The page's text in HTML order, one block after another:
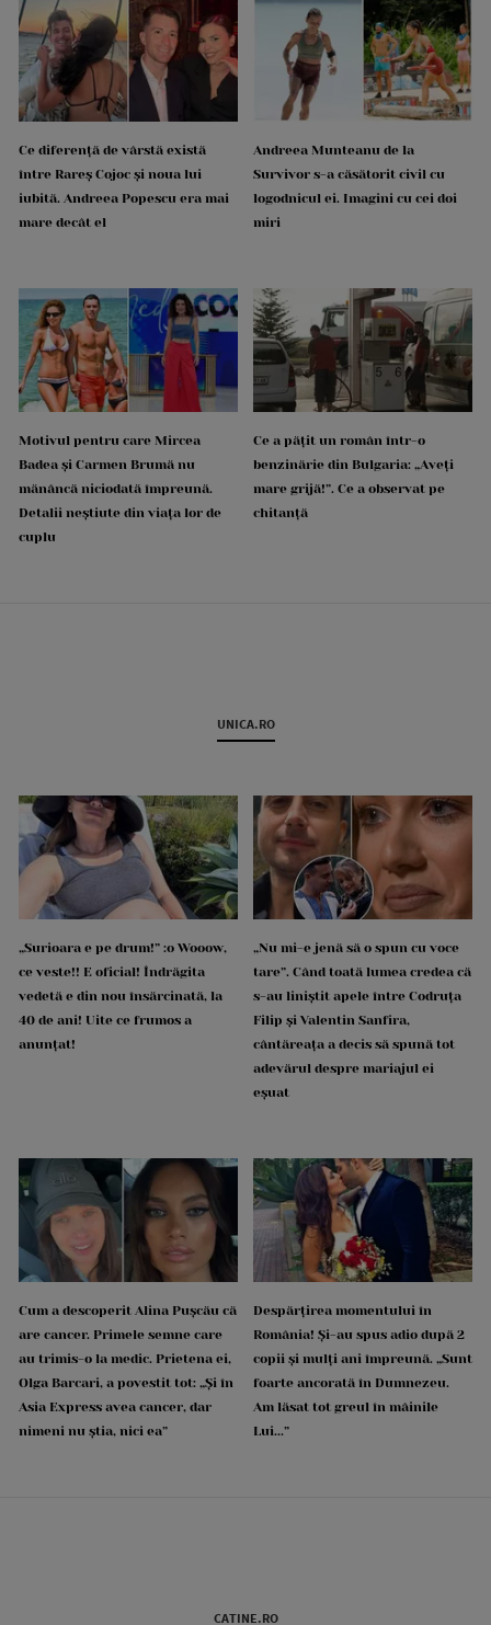
Ce diferență de vârstă există
între Rareș Cojoc și noua lui
iubită. Andreea Popescu era mai
mare decât el
Andreea Munteanu de la
Survivor s-a căsătorit civil cu
logodnicul ei. Imagini cu cei doi
miri
Motivul pentru care Mircea
Badea și Carmen Brumă nu
mănâncă niciodată împreună.
Detalii neștiute din viața lor de
cuplu
Ce a pățit un român într-o
benzinărie din Bulgaria: „Aveți
mare grijă!”. Ce a observat pe
chitanță
UNICA.RO
„Surioara e pe drum!” :o Wooow,
ce veste!! E oficial! Îndrăgita
vedetă e din nou însărcinată, la
40 de ani! Uite ce frumos a
anunțat!
„Nu mi-e jenă să o spun cu voce
tare”. Când toată lumea credea că
s-au liniștit apele între Codruța
Filip și Valentin Sanfira,
cântăreața a decis să spună tot
adevărul despre mariajul ei
eșuat
Cum a descoperit Alina Pușcău că
are cancer. Primele semne care
au trimis-o la medic. Prietena ei,
Olga Barcari, a povestit tot: „Și în
Asia Express avea cancer, dar
nimeni nu știa, nici ea”
Despărțirea momentului în
România! Și-au spus adio după 2
copii și mulți ani împreună. „Sunt
foarte ancorată în Dumnezeu.
Am lăsat tot greul în mâinile
Lui...”
CATINE.RO